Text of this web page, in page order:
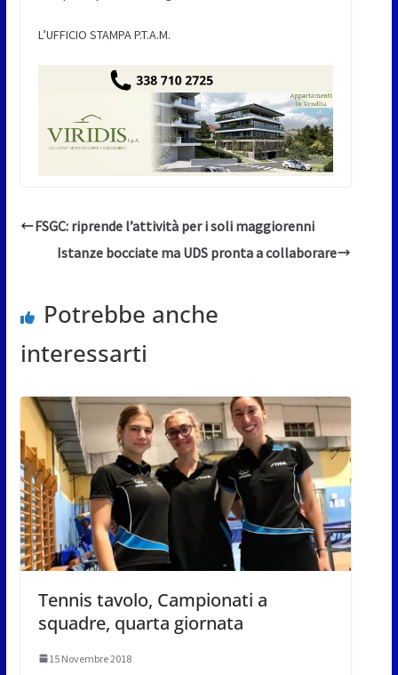
L’UFFICIO STAMPA P.T.A.M.
FSGC: riprende l’attività per i soli maggiorenni
Istanze bocciate ma UDS pronta a collaborare
Potrebbe anche
interessarti
Tennis tavolo, Campionati a
squadre, quarta giornata
15 Novembre 2018